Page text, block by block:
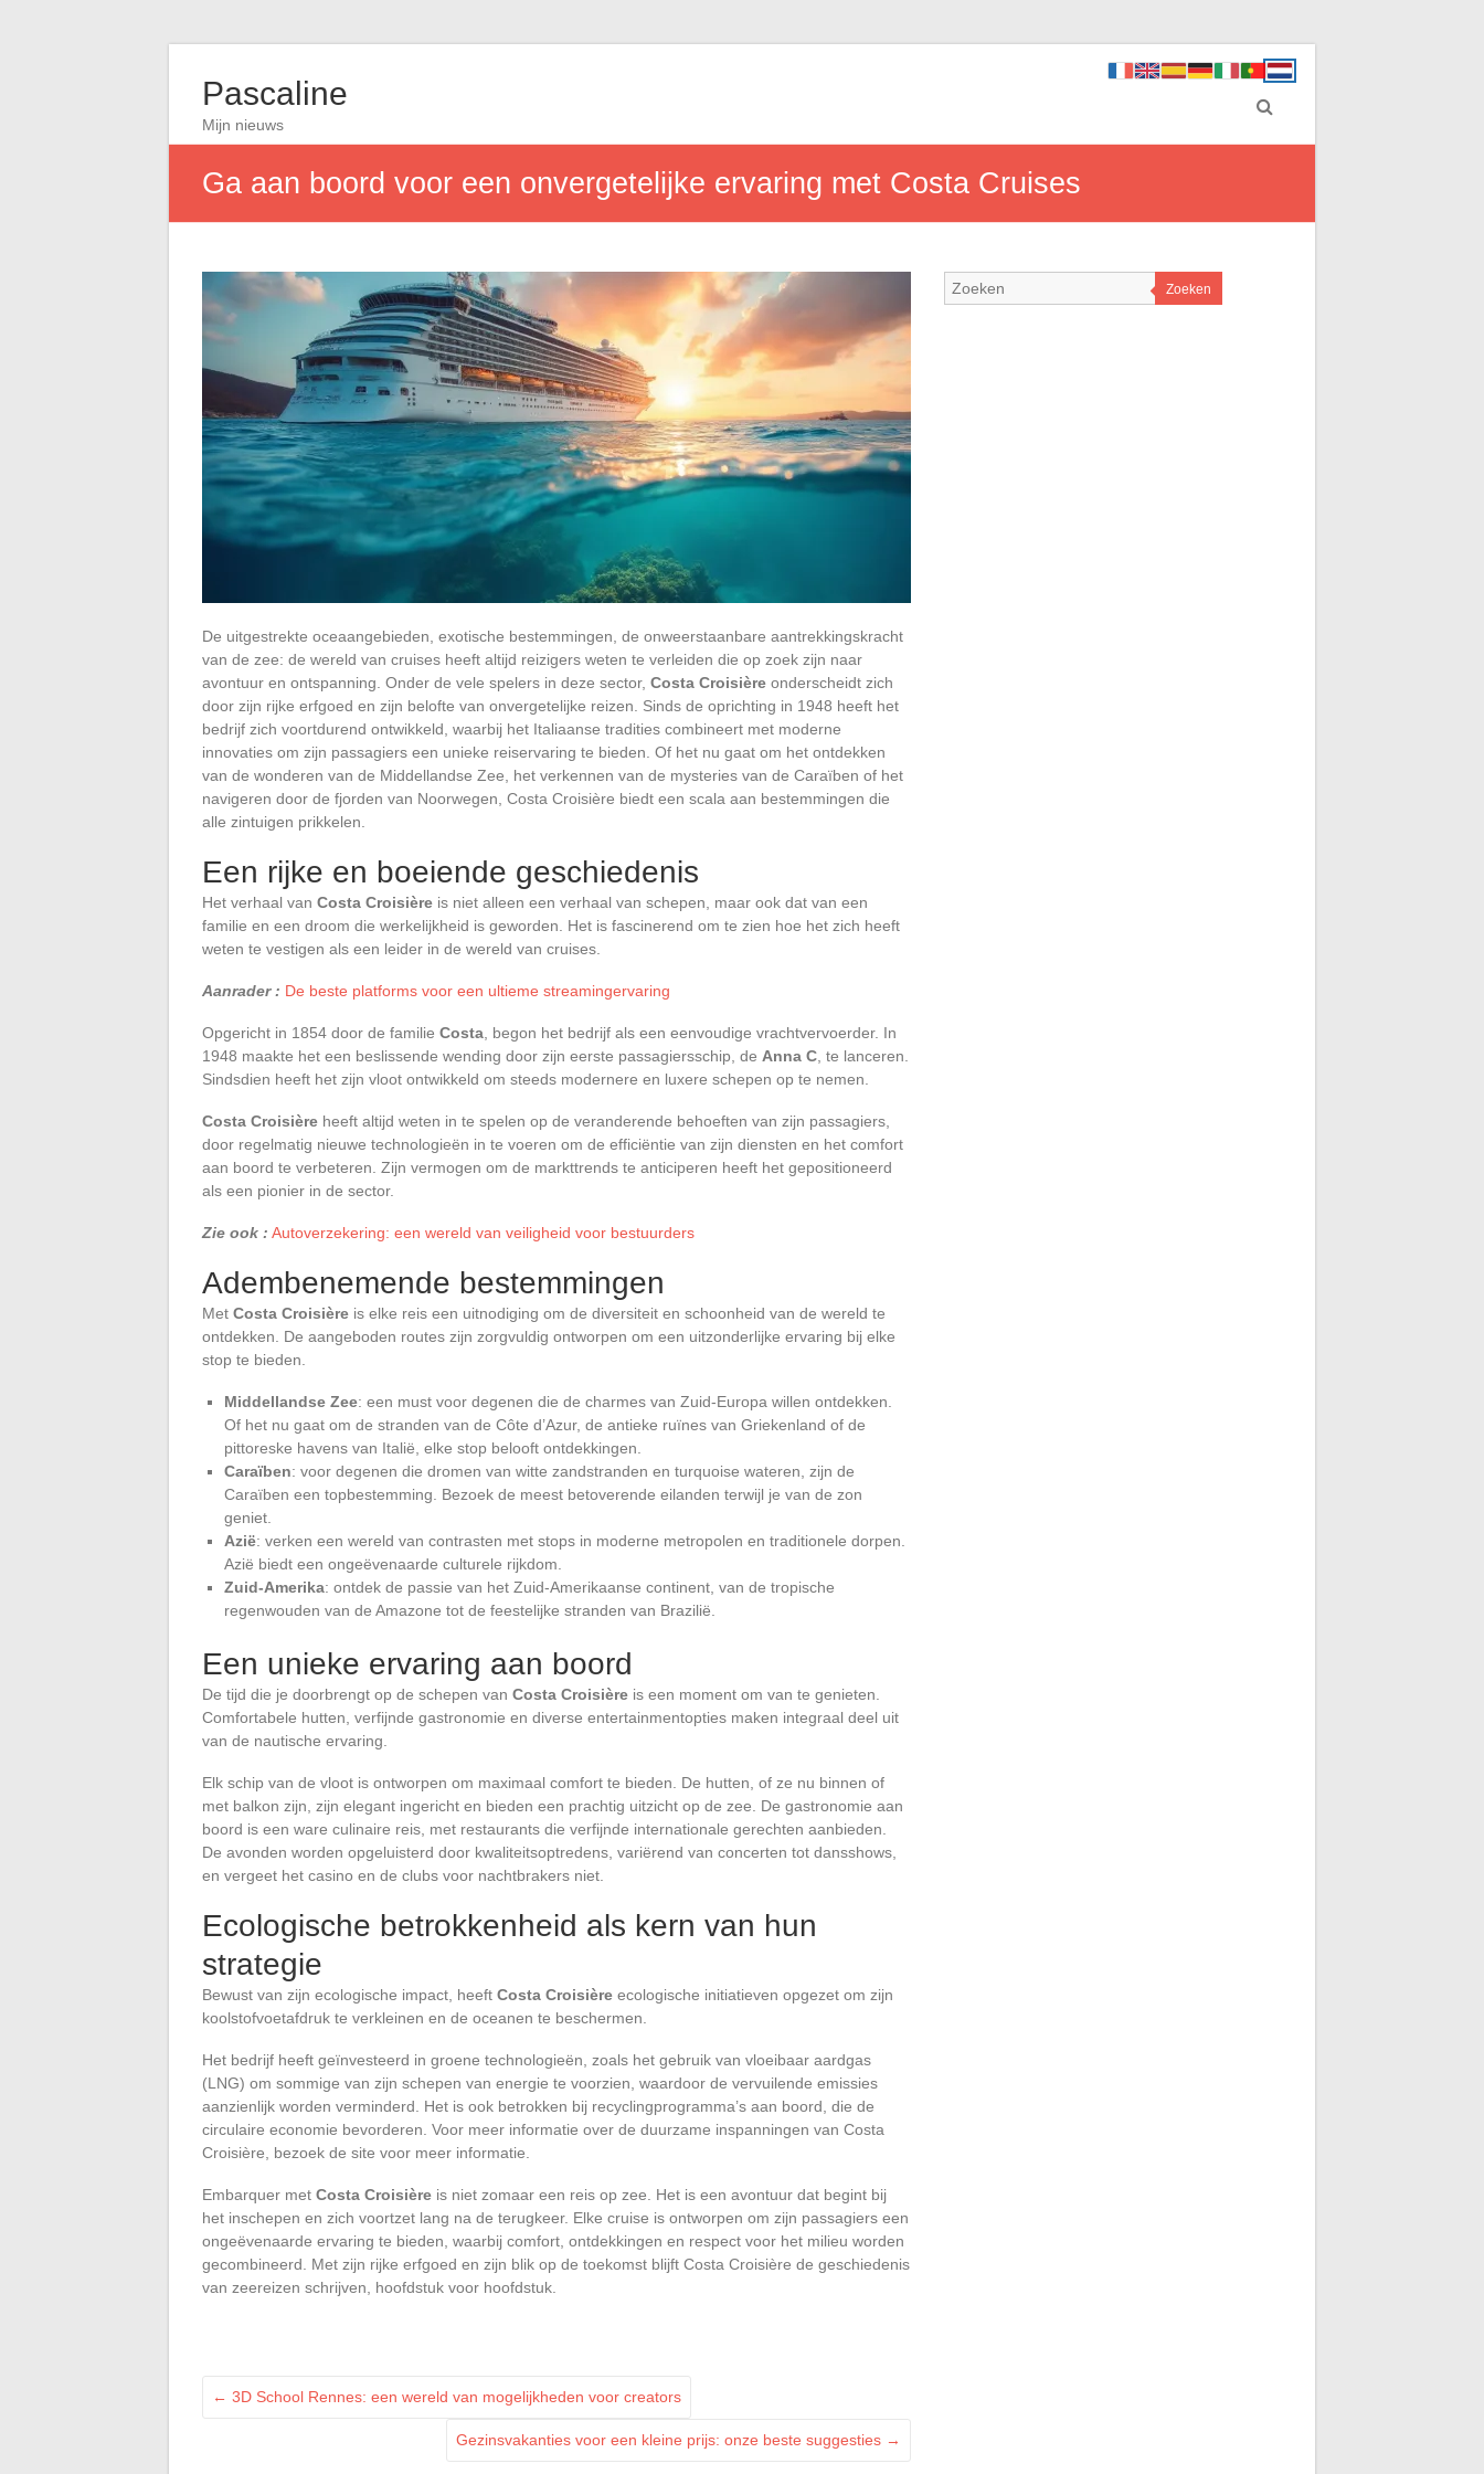
Pascaline
Mijn nieuws
Ga aan boord voor een onvergetelijke ervaring met Costa Cruises
De uitgestrekte oceaangebieden, exotische bestemmingen, de onweerstaanbare aantrekkingskracht
van de zee: de wereld van cruises heeft altijd reizigers weten te verleiden die op zoek zijn naar
avontuur en ontspanning. Onder de vele spelers in deze sector, Costa Croisière onderscheidt zich
door zijn rijke erfgoed en zijn belofte van onvergetelijke reizen. Sinds de oprichting in 1948 heeft het
bedrijf zich voortdurend ontwikkeld, waarbij het Italiaanse tradities combineert met moderne
innovaties om zijn passagiers een unieke reiservaring te bieden. Of het nu gaat om het ontdekken
van de wonderen van de Middellandse Zee, het verkennen van de mysteries van de Caraïben of het
navigeren door de fjorden van Noorwegen, Costa Croisière biedt een scala aan bestemmingen die
alle zintuigen prikkelen.
Een rijke en boeiende geschiedenis
Het verhaal van Costa Croisière is niet alleen een verhaal van schepen, maar ook dat van een
familie en een droom die werkelijkheid is geworden. Het is fascinerend om te zien hoe het zich heeft
weten te vestigen als een leider in de wereld van cruises.
Aanrader : De beste platforms voor een ultieme streamingervaring
Opgericht in 1854 door de familie Costa , begon het bedrijf als een eenvoudige vrachtvervoerder. In
1948 maakte het een beslissende wending door zijn eerste passagiersschip, de Anna C , te lanceren.
Sindsdien heeft het zijn vloot ontwikkeld om steeds modernere en luxere schepen op te nemen.
Costa Croisière heeft altijd weten in te spelen op de veranderende behoeften van zijn passagiers,
door regelmatig nieuwe technologieën in te voeren om de efficiëntie van zijn diensten en het comfort
aan boord te verbeteren. Zijn vermogen om de markttrends te anticiperen heeft het gepositioneerd
als een pionier in de sector.
Zie ook : Autoverzekering: een wereld van veiligheid voor bestuurders
Adembenemende bestemmingen
Met Costa Croisière is elke reis een uitnodiging om de diversiteit en schoonheid van de wereld te
ontdekken. De aangeboden routes zijn zorgvuldig ontworpen om een uitzonderlijke ervaring bij elke
stop te bieden.
Middellandse Zee: een must voor degenen die de charmes van Zuid-Europa willen ontdekken.
Of het nu gaat om de stranden van de Côte d’Azur, de antieke ruïnes van Griekenland of de
pittoreske havens van Italië, elke stop belooft ontdekkingen.
Caraïben: voor degenen die dromen van witte zandstranden en turquoise wateren, zijn de
Caraïben een topbestemming. Bezoek de meest betoverende eilanden terwijl je van de zon
geniet.
Azië: verken een wereld van contrasten met stops in moderne metropolen en traditionele dorpen.
Azië biedt een ongeëvenaarde culturele rijkdom.
Zuid-Amerika: ontdek de passie van het Zuid-Amerikaanse continent, van de tropische
regenwouden van de Amazone tot de feestelijke stranden van Brazilië.
Een unieke ervaring aan boord
De tijd die je doorbrengt op de schepen van Costa Croisière is een moment om van te genieten.
Comfortabele hutten, verfijnde gastronomie en diverse entertainmentopties maken integraal deel uit
van de nautische ervaring.
Elk schip van de vloot is ontworpen om maximaal comfort te bieden. De hutten, of ze nu binnen of
met balkon zijn, zijn elegant ingericht en bieden een prachtig uitzicht op de zee. De gastronomie aan
boord is een ware culinaire reis, met restaurants die verfijnde internationale gerechten aanbieden.
De avonden worden opgeluisterd door kwaliteitsoptredens, variërend van concerten tot dansshows,
en vergeet het casino en de clubs voor nachtbrakers niet.
Ecologische betrokkenheid als kern van hun
strategie
Bewust van zijn ecologische impact, heeft Costa Croisière ecologische initiatieven opgezet om zijn
koolstofvoetafdruk te verkleinen en de oceanen te beschermen.
Het bedrijf heeft geïnvesteerd in groene technologieën, zoals het gebruik van vloeibaar aardgas
(LNG) om sommige van zijn schepen van energie te voorzien, waardoor de vervuilende emissies
aanzienlijk worden verminderd. Het is ook betrokken bij recyclingprogramma’s aan boord, die de
circulaire economie bevorderen. Voor meer informatie over de duurzame inspanningen van Costa
Croisière, bezoek de site voor meer informatie.
Embarquer met Costa Croisière is niet zomaar een reis op zee. Het is een avontuur dat begint bij
het inschepen en zich voortzet lang na de terugkeer. Elke cruise is ontworpen om zijn passagiers een
ongeëvenaarde ervaring te bieden, waarbij comfort, ontdekkingen en respect voor het milieu worden
gecombineerd. Met zijn rijke erfgoed en zijn blik op de toekomst blijft Costa Croisière de geschiedenis
van zeereizen schrijven, hoofdstuk voor hoofdstuk.
← 3D School Rennes: een wereld van mogelijkheden voor creators
Gezinsvakanties voor een kleine prijs: onze beste suggesties →
Zoeken